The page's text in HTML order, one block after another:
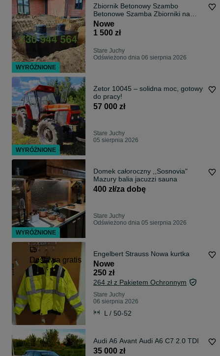
Zbiornik Betonowy Szambo
Betonowe Szamba Zbiorniki na
Deszczówkę ATEST
Nowe
1 500 zł
Stare Juchy
Odświeżono dnia 06 sierpnia 2026
Zetor 10045 – solidna moc, gotowy
do pracy!
57 000 zł
Stare Juchy
05 sierpnia 2026
Domek całoroczny ,,Sosnovia"
Mazury balia jacuzzi sauna
400 zł/za dobę
Stare Juchy
Odświeżono dnia 05 sierpnia 2026
Dostawa gratis
Engelbert Strauss Nowa kurtka
Nowe
250 zł
264 zł z Pakietem Ochronnym
Stare Juchy
06 sierpnia 2026
L / 50-52
Audi A6 Avant Audi A6 C7 2.0 TDI
35 000 zł
WYRÓŻNIONE
WYRÓŻNIONE
WYRÓŻNIONE